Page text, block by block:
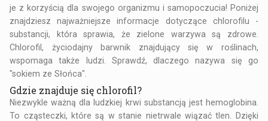
je z korzyścią dla swojego organizmu i samopoczucia! Poniżej
znajdziesz najważniejsze informacje dotyczące chlorofilu -
substancji, która sprawia, że zielone warzywa są zdrowe.
Chlorofil, życiodajny barwnik znajdujący się w roślinach,
wspomaga także ludzi. Sprawdź, dlaczego nazywa się go
"sokiem ze Słońca".
Gdzie znajduje się chlorofil?
Niezwykle ważną dla ludzkiej krwi substancją jest hemoglobina.
To cząsteczki, które są w stanie nietrwale wiązać tlen. Dzięki